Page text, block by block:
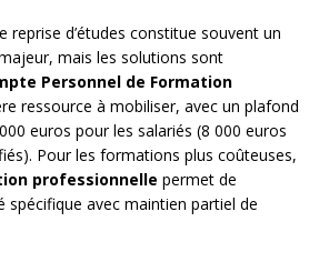
reprise d’études constitue souvent un
mais les solutions sont
Personnel de Formation
ressource à mobiliser, avec un plafond
euros pour les salariés (8 000 euros
Pour les formations plus coûteuses,
professionnelle permet de
spécifique avec maintien partiel de